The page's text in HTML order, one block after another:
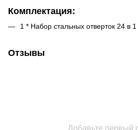
Комплектация:
1 * Набор стальных отверток 24 в 1
Отзывы
Добавьте первый